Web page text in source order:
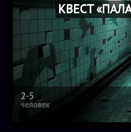
КВЕСТ
2-5
человек